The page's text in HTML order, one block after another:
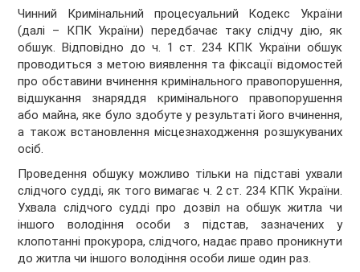
Чинний Кримінальний процесуальний Кодекс України
(далі – КПК України) передбачає таку слідчу дію, як
обшук. Відповідно до ч. 1 ст. 234 КПК України обшук
проводиться з метою виявлення та фіксації відомостей
про обставини вчинення кримінального правопорушення,
відшукання знаряддя кримінального правопорушення
або майна, яке було здобуте у результаті його вчинення,
а також встановлення місцезнаходження розшукуваних
осіб.
Проведення обшуку можливо тільки на підставі ухвали
слідчого судді, як того вимагає ч. 2 ст. 234 КПК України.
Ухвала слідчого судді про дозвіл на обшук житла чи
іншого володіння особи з підстав, зазначених у
клопотанні прокурора, слідчого, надає право проникнути
до житла чи іншого володіння особи лише один раз.